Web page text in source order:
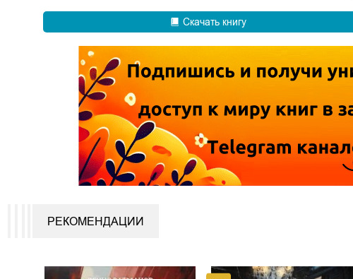
Скачать книгу
РЕКОМЕНДАЦИИ